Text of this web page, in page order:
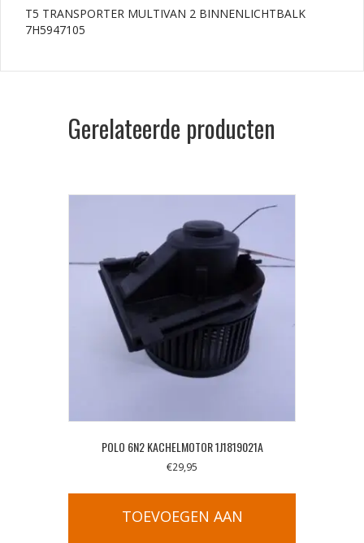
T5 TRANSPORTER MULTIVAN 2 BINNENLICHTBALK
7H5947105
Gerelateerde producten
POLO 6N2 KACHELMOTOR 1J1819021A
€29,95
TOEVOEGEN AAN